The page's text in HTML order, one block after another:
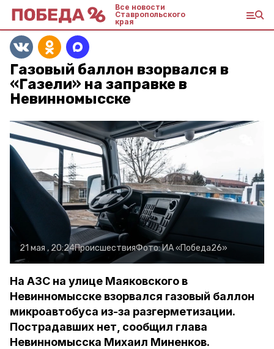
Все новости
Ставропольского
края
Газовый баллон взорвался в
«Газели» на заправке в
Невинномысске
21 мая , 20:24ПроисшествияФото:ИА «Победа26»
На АЗС на улице Маяковского в
Невинномысске взорвался газовый баллон
микроавтобуса из-за разгерметизации.
Пострадавших нет, сообщил глава
Невинномысска Михаил Миненков.